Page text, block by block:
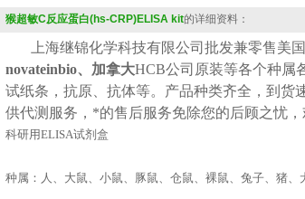
猴超敏C反应蛋白(hs-CRP)ELISA kit的详细资料：
上海继锦化学科技有限公司批发兼零售美国
novateinbio、加拿大HCB公司原装等各个种属
试纸条，抗原、抗体等。产品种类齐全，到货
供代测服务，*的售后服务免除您的后顾之忧，
科研用ELISA试剂盒
种属：人、大鼠、小鼠、豚鼠、仓鼠、裸鼠、兔子、猪、